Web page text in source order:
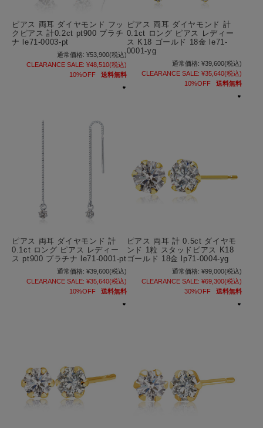
ピアス 両耳 ダイヤモンド フッ
クピアス 計0.2ct pt900 プラチ
ナ le71-0003-pt
通常価格: ¥53,900(税込)
CLEARANCE SALE: ¥48,510(税込)
10%OFF
送料無料
ピアス 両耳 ダイヤモンド 計
0.1ct ロング ピアス レディー
ス K18 ゴールド 18金 le71-
0001-yg
通常価格: ¥39,600(税込)
CLEARANCE SALE: ¥35,640(税込)
10%OFF
送料無料
ピアス 両耳 ダイヤモンド 計
0.1ct ロング ピアス レディー
ス pt900 プラチナ le71-0001-pt
通常価格: ¥39,600(税込)
CLEARANCE SALE: ¥35,640(税込)
10%OFF
送料無料
ピアス 両耳 計 0.5ct ダイヤモ
ンド 1粒 スタッドピアス K18
ゴールド 18金 lp71-0004-yg
通常価格: ¥99,000(税込)
CLEARANCE SALE: ¥69,300(税込)
30%OFF
送料無料